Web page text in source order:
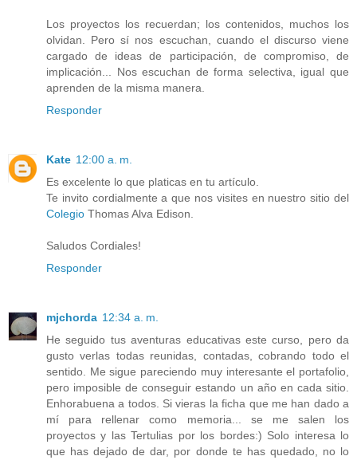
Los proyectos los recuerdan; los contenidos, muchos los
olvidan. Pero sí nos escuchan, cuando el discurso viene
cargado de ideas de participación, de compromiso, de
implicación... Nos escuchan de forma selectiva, igual que
aprenden de la misma manera.
Responder
Kate 12:00 a. m.
Es excelente lo que platicas en tu artículo.
Te invito cordialmente a que nos visites en nuestro sitio del
Colegio Thomas Alva Edison.
Saludos Cordiales!
Responder
mjchorda 12:34 a. m.
He seguido tus aventuras educativas este curso, pero da
gusto verlas todas reunidas, contadas, cobrando todo el
sentido. Me sigue pareciendo muy interesante el portafolio,
pero imposible de conseguir estando un año en cada sitio.
Enhorabuena a todos. Si vieras la ficha que me han dado a
mí para rellenar como memoria... se me salen los
proyectos y las Tertulias por los bordes:) Solo interesa lo
que has dejado de dar, por donde te has quedado, no lo